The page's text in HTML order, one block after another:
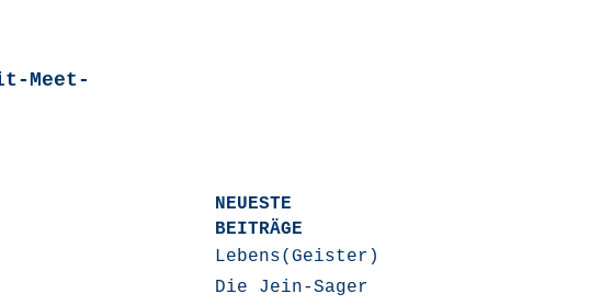
Meet-
NEUESTE
BEITRÄGE
Lebens(Geister)Geschichten
Die Jein-Sager